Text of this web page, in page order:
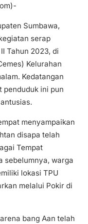
Sumbawa,
serap
Tahun 2023, di
Kelurahan
Kedatangan
penduduk ini pun
menyampaikan
disapa telah
Tempat
sebelumnya, warga
lokasi TPU
melalui Pokir di
bang Aan telah